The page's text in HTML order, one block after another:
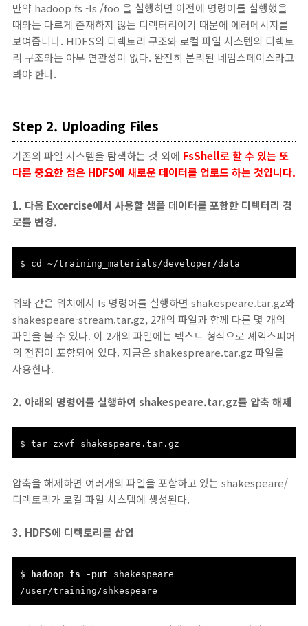
만약 hadoop fs -ls /foo 을 실행하면 이전에 명령어를 실행했을
때와는 다르게 존재하지 않는 디렉터리이기 때문에 에러메시지를
보여줍니다. HDFS의 디렉토리 구조와 로컬 파일 시스템의 디렉토
리 구조와는 아무 연관성이 없다. 완전히 분리된 네임스페이스라고
봐야 한다.
Step 2. Uploading Files
기존의 파일 시스템을 탐색하는 것 외에 FsShell로 할 수 있는 또
다른 중요한 점은 HDFS에 새로운 데이터를 업로드 하는 것입니다.
1. 다음 Excercise에서 사용할 샘플 데이터를 포함한 디렉터리 경
로를 변경.
$ cd ~/training_materials/developer/data
위와 같은 위치에서 ls 명령어를 실행하면 shakespeare.tar.gz와
shakespeare-stream.tar.gz, 2개의 파일과 함께 다른 몇 개의
파일을 볼 수 있다. 이 2개의 파일에는 텍스트 형식으로 셰익스피어
의 전집이 포함되어 있다. 지금은 shakespreare.tar.gz 파일을
사용한다.
2. 아래의 명령어를 실행하여 shakespeare.tar.gz를 압축 해제
$ tar zxvf shakespeare.tar.gz
압축을 해제하면 여러개의 파일을 포함하고 있는 shakespeare/
디렉토리가 로컬 파일 시스템에 생성된다.
3. HDFS에 디렉토리를 삽입
$ hadoop fs -put shakespeare
/user/training/shkespeare